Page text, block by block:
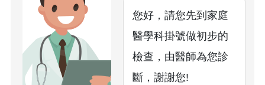
您好，請您先到家庭
醫學科掛號做初步的
檢查，由醫師為您診
斷，謝謝您!